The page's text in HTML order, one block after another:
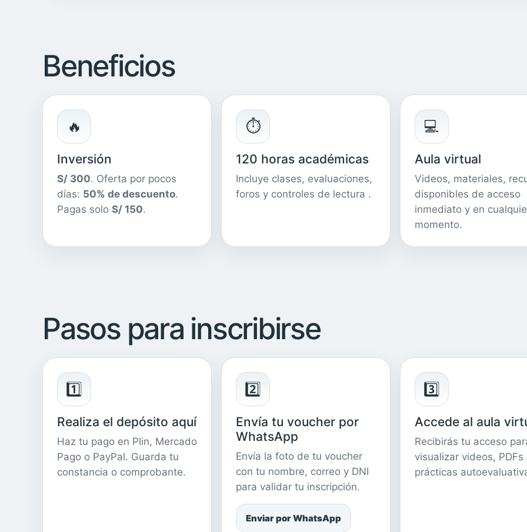
Beneficios
🔥
Inversión
S/ 300. Oferta por pocos
días: 50% de descuento.
Pagas solo S/ 150.
⏱️
120 horas académicas
Incluye clases, evaluaciones,
foros y controles de lectura .
💻
Aula virtual
Videos, materiales,
disponibles de acceso
inmediato y en
momento.
Pasos para inscribirse
1️⃣
Realiza el depósito aquí
Haz tu pago en Plin, Mercado
Pago o PayPal. Guarda tu
constancia o comprobante.
2️⃣
Envía tu voucher por
WhatsApp
Envía la foto de tu voucher
con tu nombre, correo y DNI
para validar tu inscripción.
Enviar por WhatsApp
3️⃣
Accede al aula
Recibirás tu acceso
visualizar videos, PDFs
prácticas